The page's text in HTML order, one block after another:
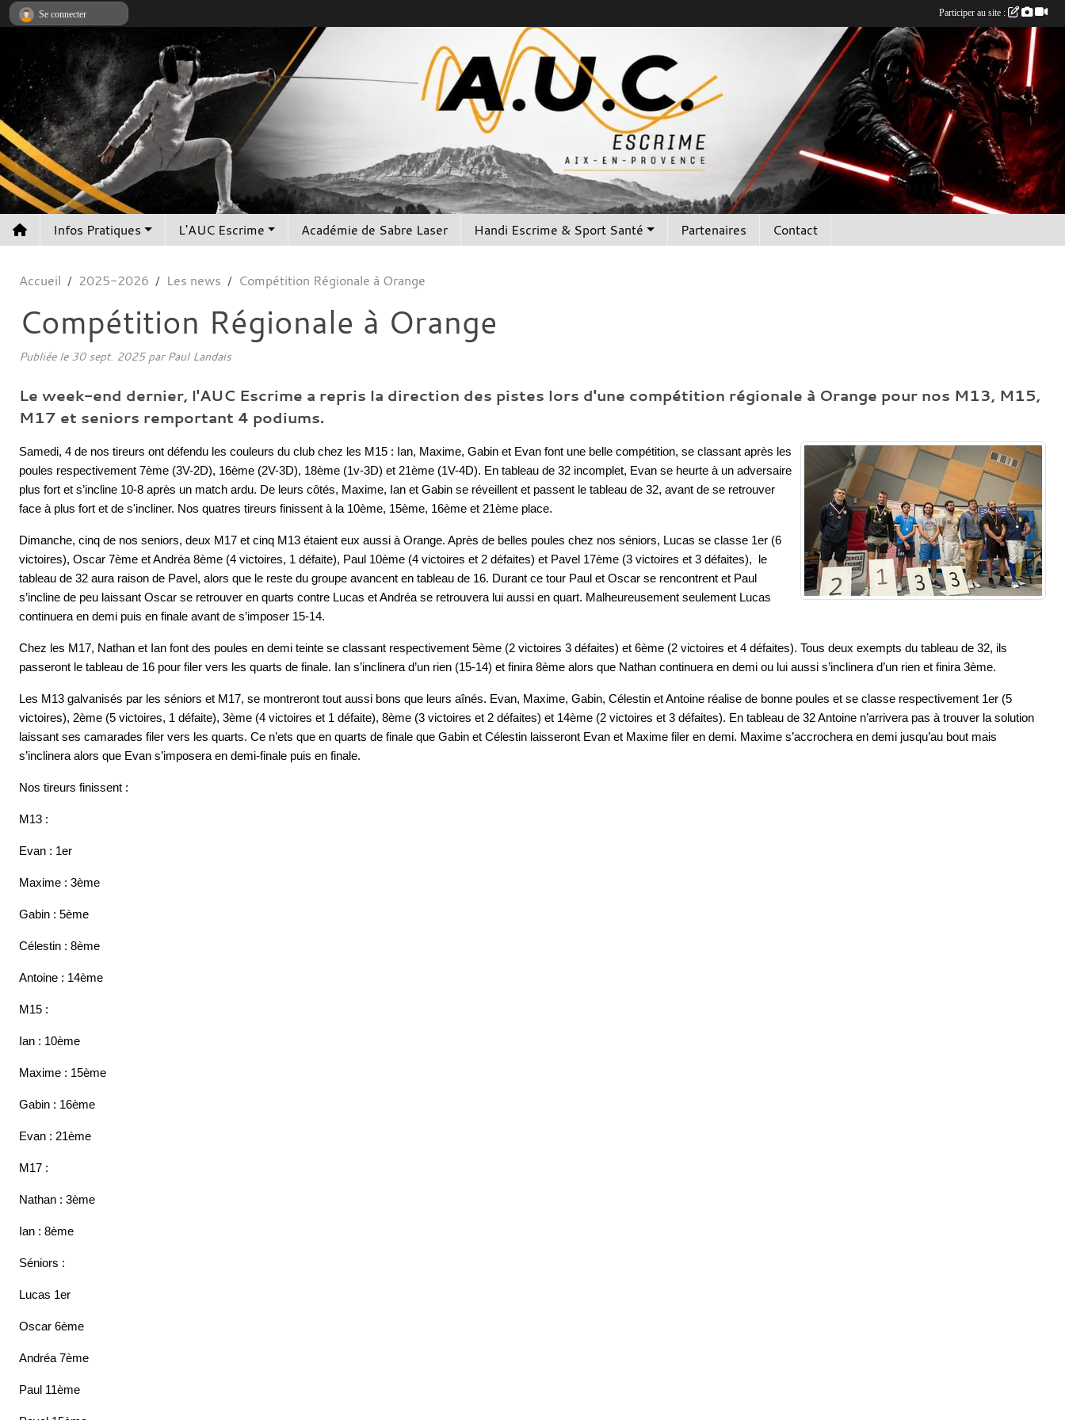
Infos Pratiques L'AUC Escrime Académie de Sabre Laser Handi Escrime & Sport Santé Partenaires Contact
Accueil 2025-2026 Les news Compétition Régionale à Orange
Compétition Régionale à Orange
Publiée le 30 sept. 2025par Paul Landais
Le week-end dernier, l'AUC Escrime a repris la direction des pistes lors d'une compétition régionale à Orange pour nos M13, M15,
M17 et seniors remportant 4 podiums.
Samedi, 4 de nos tireurs ont défendu les couleurs du club chez les M15 : Ian, Maxime, Gabin et Evan font une belle compétition, se classant après les
poules respectivement 7ème (3V-2D), 16ème (2V-3D), 18ème (1v-3D) et 21ème (1V-4D). En tableau de 32 incomplet, Evan se heurte à un adversaire
plus fort et s’incline 10-8 après un match ardu. De leurs côtés, Maxime, Ian et Gabin se réveillent et passent le tableau de 32, avant de se retrouver
face à plus fort et de s'incliner. Nos quatres tireurs finissent à la 10ème, 15ème, 16ème et 21ème place.
Dimanche, cinq de nos seniors, deux M17 et cinq M13 étaient eux aussi à Orange. Après de belles poules chez nos séniors, Lucas se classe 1er (6
victoires), Oscar 7ème et Andréa 8ème (4 victoires, 1 défaite), Paul 10ème (4 victoires et 2 défaites) et Pavel 17ème (3 victoires et 3 défaites), le
tableau de 32 aura raison de Pavel, alors que le reste du groupe avancent en tableau de 16. Durant ce tour Paul et Oscar se rencontrent et Paul
s’incline de peu laissant Oscar se retrouver en quarts contre Lucas et Andréa se retrouvera lui aussi en quart. Malheureusement seulement Lucas
continuera en demi puis en finale avant de s’imposer 15-14.
Chez les M17, Nathan et Ian font des poules en demi teinte se classant respectivement 5ème (2 victoires 3 défaites) et 6ème (2 victoires et 4 défaites). Tous deux exempts du tableau de 32, ils
passeront le tableau de 16 pour filer vers les quarts de finale. Ian s’inclinera d’un rien (15-14) et finira 8ème alors que Nathan continuera en demi ou lui aussi s’inclinera d’un rien et finira 3ème.
Les M13 galvanisés par les séniors et M17, se montreront tout aussi bons que leurs aînés. Evan, Maxime, Gabin, Célestin et Antoine réalise de bonne poules et se classe respectivement 1er (5
victoires), 2ème (5 victoires, 1 défaite), 3ème (4 victoires et 1 défaite), 8ème (3 victoires et 2 défaites) et 14ème (2 victoires et 3 défaites). En tableau de 32 Antoine n’arrivera pas à trouver la solution
laissant ses camarades filer vers les quarts. Ce n’ets que en quarts de finale que Gabin et Célestin laisseront Evan et Maxime filer en demi. Maxime s’accrochera en demi jusqu’au bout mais
s’inclinera alors que Evan s’imposera en demi-finale puis en finale.
Nos tireurs finissent :
M13 :
Evan : 1er
Maxime : 3ème
Gabin : 5ème
Célestin : 8ème
Antoine : 14ème
M15 :
Ian : 10ème
Maxime : 15ème
Gabin : 16ème
Evan : 21ème
M17 :
Nathan : 3ème
Ian : 8ème
Séniors :
Lucas 1er
Oscar 6ème
Andréa 7ème
Paul 11ème
Se connecter Participer au site :
Panneau de gestion des cookies